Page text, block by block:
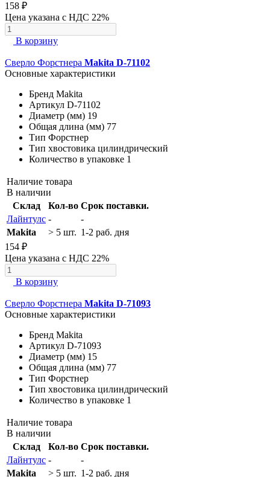
158 ₽
Цена указана с НДС 22%
В корзину
Сверло Форстнера Makita D-71102
Основные характеристики
Бренд Makita
Артикул D-71102
Диаметр (мм) 19
Общая длина (мм) 77
Тип Форстнер
Тип хвостовика цилиндрический
Количество в упаковке 1
Наличие товара
В наличии
Склад
Кол-во Срок поставки.
Лайнтулс -
-
Makita
> 5 шт. 1-2 раб. дня
154 ₽
Цена указана с НДС 22%
В корзину
Сверло Форстнера Makita D-71093
Основные характеристики
Бренд Makita
Артикул D-71093
Диаметр (мм) 15
Общая длина (мм) 77
Тип Форстнер
Тип хвостовика цилиндрический
Количество в упаковке 1
Наличие товара
В наличии
Склад
Кол-во Срок поставки.
Лайнтулс -
-
Makita
> 5 шт. 1-2 раб. дня